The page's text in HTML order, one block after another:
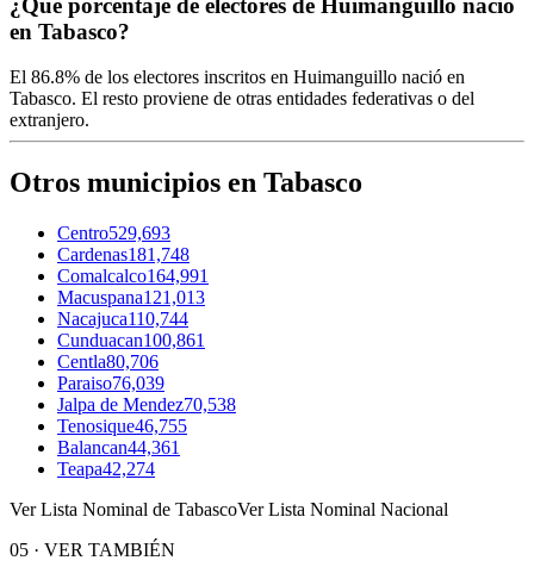
¿Qué porcentaje de electores de Huimanguillo nació
en Tabasco?
El 86.8% de los electores inscritos en Huimanguillo nació en
Tabasco. El resto proviene de otras entidades federativas o del
extranjero.
Otros municipios en Tabasco
Centro529,693
Cardenas181,748
Comalcalco164,991
Macuspana121,013
Nacajuca110,744
Cunduacan100,861
Centla80,706
Paraiso76,039
Jalpa de Mendez70,538
Tenosique46,755
Balancan44,361
Teapa42,274
Ver Lista Nominal de TabascoVer Lista Nominal Nacional
05 · VER TAMBIÉN